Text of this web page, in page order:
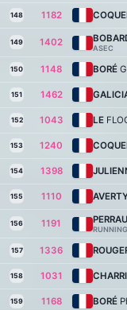
148 1182
149 1402
ASEC
150 1148 BORÉ
151 1462
152 1043 LE
153 1240
154 1398
155 1110
156 1191
157 1336
158 1031
159 1168 BORÉ